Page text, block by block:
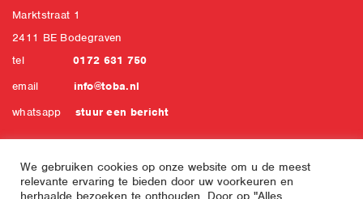
Marktstraat 1
2411 BE Bodegraven
tel0172 631 750
email info@toba.nl
whatsapp stuur een bericht
We gebruiken cookies op onze website om u de meest
relevante ervaring te bieden door uw voorkeuren en
herhaalde bezoeken te onthouden. Door op "Alles